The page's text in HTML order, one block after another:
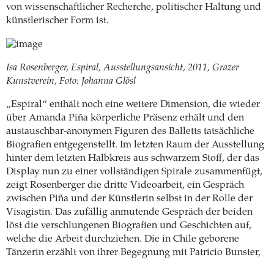
von wissenschaftlicher Recherche, politischer Haltung und
künstlerischer Form ist.
Isa Rosenberger, Espiral, Ausstellungsansicht, 2011, Grazer
Kunstverein, Foto: Johanna Glösl
„Espiral“ enthält noch eine weitere Dimension, die wieder
über Amanda Piña körperliche Präsenz erhält und den
austauschbar-anonymen Figuren des Balletts tatsächliche
Biografien entgegenstellt. Im letzten Raum der Ausstellung
hinter dem letzten Halbkreis aus schwarzem Stoff, der das
Display nun zu einer vollständigen Spirale zusammenfügt,
zeigt Rosenberger die dritte Videoarbeit, ein Gespräch
zwischen Piña und der Künstlerin selbst in der Rolle der
Visagistin. Das zufällig anmutende Gespräch der beiden
löst die verschlungenen Biografien und Geschichten auf,
welche die Arbeit durchziehen. Die in Chile geborene
Tänzerin erzählt von ihrer Begegnung mit Patricio Bunster,